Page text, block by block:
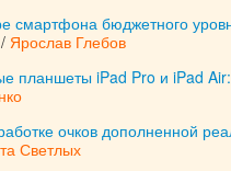
смартфона бюджетного
/ Ярослав Глебов
планшеты iPad Pro и iPad
очков дополненной
Светлых